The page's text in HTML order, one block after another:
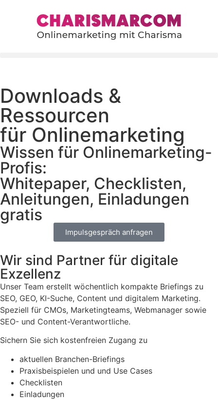
Downloads &
Ressourcen
für Onlinemarketing
Wissen für Onlinemarketing-
Profis:
Whitepaper, Checklisten,
Anleitungen, Einladungen
gratis
Impulsgespräch anfragen
Wir sind Partner für digitale
Exzellenz
Unser Team erstellt wöchentlich kompakte Briefings zu
SEO, GEO, KI-Suche, Content und digitalem Marketing.
Speziell für CMOs, Marketingteams, Webmanager sowie
SEO- und Content-Verantwortliche.
Sichern Sie sich kostenfreien Zugang zu
aktuellen Branchen-Briefings
Praxisbeispielen und und Use Cases
Checklisten
Einladungen